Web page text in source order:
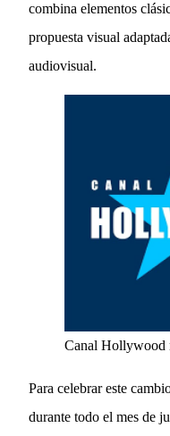
combina elementos
propuesta visual
audiovisual.
Canal Hollywood
Para celebrar este
durante todo el mes de